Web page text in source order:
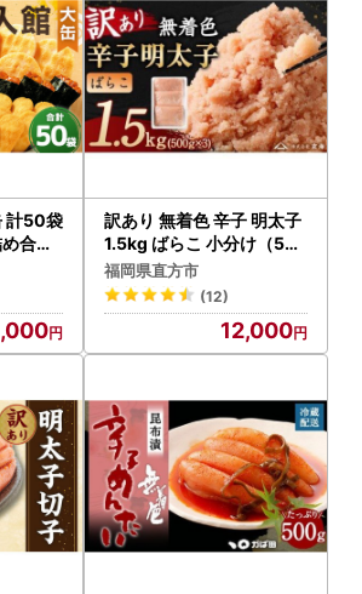
計50袋
合わ
訳あり 無着色 辛子 明太子
1.5kg ばらこ 小分け（50
0g×3パック）
福岡県直方市
(12)
12,000